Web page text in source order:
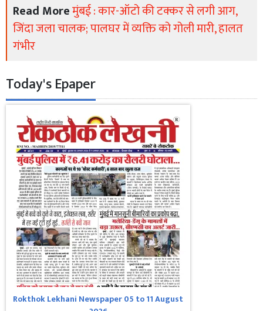
Read Moreमुंबई : कार-ऑटो की टक्कर से लगी आग,
जिंदा जला चालक; पालघर में व्यक्ति को गोली मारी, हालत
गंभीर
Today's Epaper
Rokthok Lekhani Newspaper 05 to 11 August